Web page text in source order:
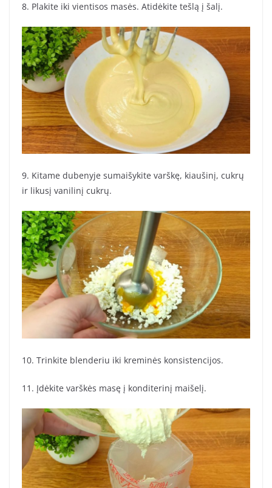
8. Plakite iki vientisos masės. Atidėkite tešlą į šalį.
9. Kitame dubenyje sumaišykite varškę, kiaušinį, cukrų
ir likusį vanilinį cukrų.
10. Trinkite blenderiu iki kreminės konsistencijos.
11. Įdėkite varškės masę į konditerinį maišelį.